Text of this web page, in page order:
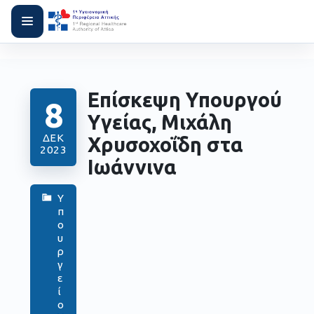
8
ΔΕΚ
2023
Υ
π
ο
υ
ρ
γ
ε
ί
ο
Επίσκεψη Υπουργού
Υγείας, Μιχάλη
Χρυσοχοΐδη στα
Ιωάννινα